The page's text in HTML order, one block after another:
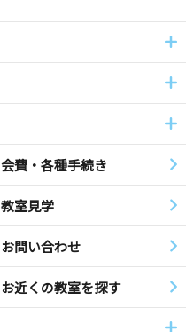
会費・各種手続き
教室見学
お問い合わせ
お近くの教室を探す